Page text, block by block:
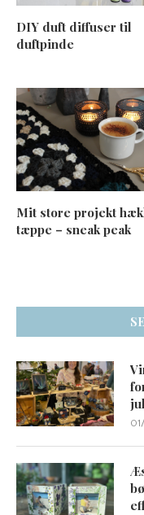
DIY duft diffuser til
duftpinde
Mit store projekt
tæppe – sneak peak